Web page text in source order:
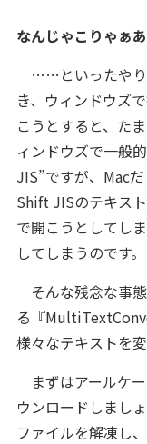
なんじゃこりゃぁ
……といったやり
き、ウィンドウズ
こうとすると、た
ィンドウズで一般
JIS”ですが、Mac
Shift JISのテキス
で開こうとしてし
してしまうのです。
そんな残念な事
る『
様々なテキストを
まずはアールケ
ウンロードしまし
ファイルを解凍し